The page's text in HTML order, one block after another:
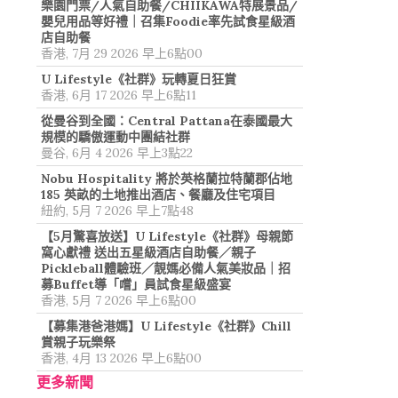
樂園門票/人氣自助餐/CHIIKAWA特展景品/
嬰兒用品等好禮｜召集Foodie率先試食星級酒
店自助餐
香港, 7月 29 2026 早上6點00
U Lifestyle《社群》玩轉夏日狂賞
香港, 6月 17 2026 早上6點11
從曼谷到全國：Central Pattana在泰國最大
規模的驕傲運動中團結社群
曼谷, 6月 4 2026 早上3點22
Nobu Hospitality 將於英格蘭拉特蘭郡佔地
185 英畝的土地推出酒店、餐廳及住宅項目
紐約, 5月 7 2026 早上7點48
【5月驚喜放送】U Lifestyle《社群》母親節
窩心獻禮 送出五星級酒店自助餐／親子
Pickleball體驗班／靚媽必備人氣美妝品｜招
募Buffet導「嚐」員試食星級盛宴
香港, 5月 7 2026 早上6點00
【募集港爸港媽】U Lifestyle《社群》Chill
賞親子玩樂祭
香港, 4月 13 2026 早上6點00
更多新聞